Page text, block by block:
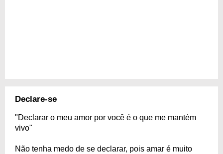
Declare-se
"Declarar o meu amor por você é o que me mantém
vivo"
Não tenha medo de se declarar, pois amar é muito